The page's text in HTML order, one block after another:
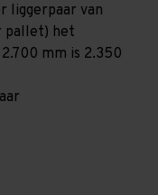
liggerpaar van
pallet) het
mm is 2.350